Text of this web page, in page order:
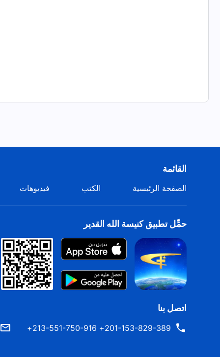
القائمة
الصفحة الرئيسية الكتب فيديوهات
حمِّل تطبيق كنيسة الله القدير
اتصل بنا
201-153-829-389+ 213-551-750-916+